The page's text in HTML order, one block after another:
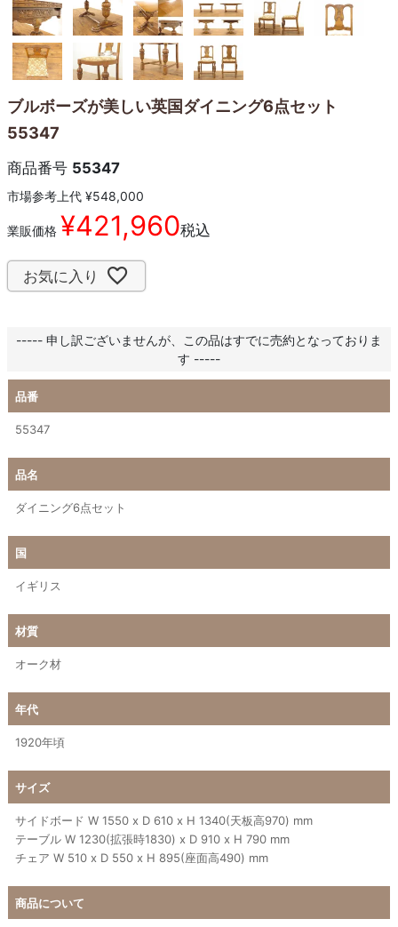
ブルボーズが美しい英国ダイニング6点セット
55347
商品番号 55347
市場参考上代 ¥548,000
業販価格 ¥421,960税込
お気に入り
----- 申し訳ございませんが、この品はすでに売約となっておりま
す -----
品番
55347
品名
ダイニング6点セット
国
イギリス
材質
オーク材
年代
1920年頃
サイズ
サイドボード W 1550 x D 610 x H 1340(天板高970) mm
テーブル W 1230(拡張時1830) x D 910 x H 790 mm
チェア W 510 x D 550 x H 895(座面高490) mm
商品について